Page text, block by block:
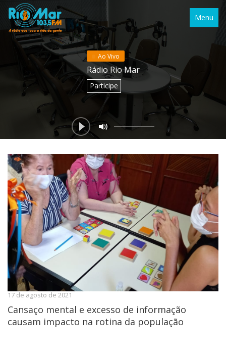
Menu
Ao Vivo
Rádio Rio Mar
Participe
17 de agosto de 2021
Cansaço mental e excesso de informação
causam impacto na rotina da população